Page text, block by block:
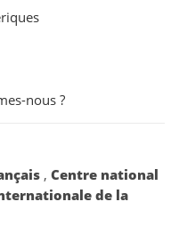
nous ?
, Centre national
de la